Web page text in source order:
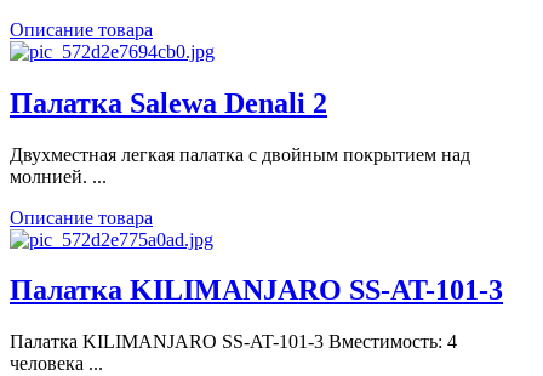
Описание товара
Палатка Salewa Denali 2
Двухместная легкая палатка с двойным покрытием над
молнией. ...
Описание товара
Палатка KILIMANJARO SS-AT-101-3
Палатка KILIMANJARO SS-AT-101-3 Вместимость: 4
человекa ...